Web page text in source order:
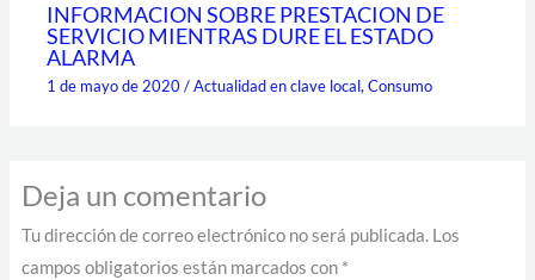
INFORMACION SOBRE PRESTACION DE
SERVICIO MIENTRAS DURE EL ESTADO
ALARMA
1 de mayo de 2020/Actualidad en clave local,Consumo
Deja un comentario
Tu dirección de correo electrónico no será publicada. Los
campos obligatorios están marcados con *